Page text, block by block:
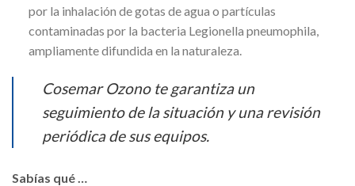
por la inhalación de gotas de agua o partículas
contaminadas por la bacteria Legionella pneumophila,
ampliamente difundida en la naturaleza.
Cosemar Ozono te garantiza un
seguimiento de la situación y una revisión
periódica de sus equipos.
Sabías qué …